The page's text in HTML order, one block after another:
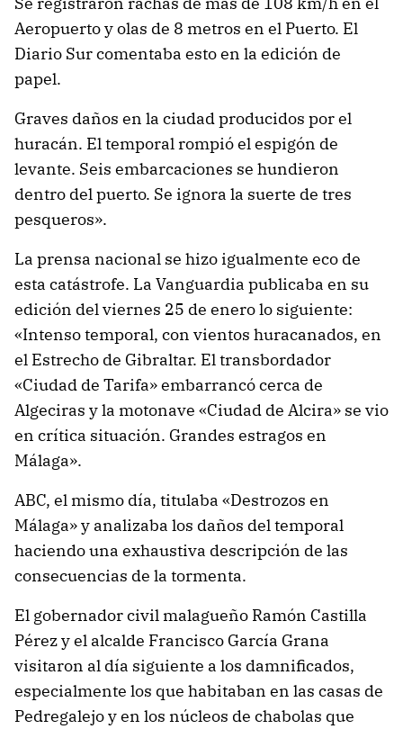
Aeropuerto y olas de 8 metros en el Puerto. El
Diario Sur comentaba esto en la edición de
papel.
Graves daños en la ciudad producidos por el
huracán. El temporal rompió el espigón de
levante. Seis embarcaciones se hundieron
dentro del puerto. Se ignora la suerte de tres
pesqueros».
La prensa nacional se hizo igualmente eco de
esta catástrofe. La Vanguardia publicaba en su
edición del viernes 25 de enero lo siguiente:
«Intenso temporal, con vientos huracanados, en
el Estrecho de Gibraltar. El transbordador
«Ciudad de Tarifa» embarrancó cerca de
Algeciras y la motonave «Ciudad de Alcira» se vio
en crítica situación. Grandes estragos en
Málaga».
ABC, el mismo día, titulaba «Destrozos en
Málaga» y analizaba los daños del temporal
haciendo una exhaustiva descripción de las
consecuencias de la tormenta.
El gobernador civil malagueño Ramón Castilla
Pérez y el alcalde Francisco García Grana
visitaron al día siguiente a los damnificados,
especialmente los que habitaban en las casas de
Pedregalejo y en los núcleos de chabolas que